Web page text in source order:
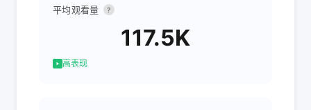
平均观看量 ?
117.5K
高表现